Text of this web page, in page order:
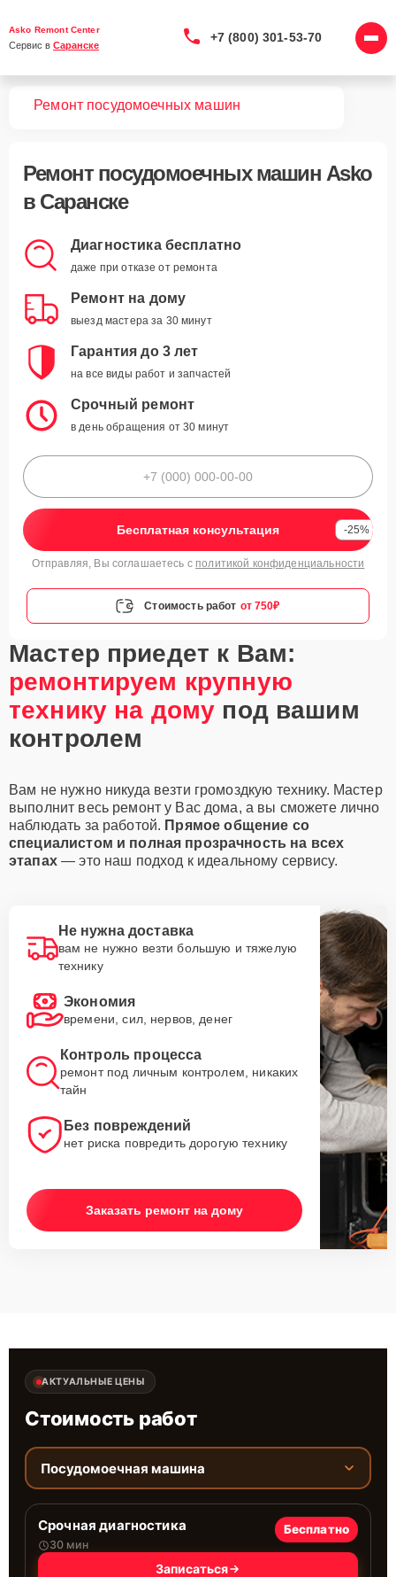
Asko Remont Center
Сервис в Саранске
+7 (800) 301-53-70
Ремонт посудомоечных машин
Ремонт посудомоечных машин Asko
в Саранске
Диагностика бесплатно
даже при отказе от ремонта
Ремонт на дому
выезд мастера за 30 минут
Гарантия до 3 лет
на все виды работ и запчастей
Срочный ремонт
в день обращения от 30 минут
Бесплатная консультация -25%
Отправляя, Вы соглашаетесь с политикой конфиденциальности
Стоимость работ от 750₽
Мастер приедет к Вам:
ремонтируем крупную
технику на дому под вашим
контролем
Вам не нужно никуда везти громоздкую технику. Мастер
выполнит весь ремонт у Вас дома, а вы сможете лично
наблюдать за работой. Прямое общение со
специалистом и полная прозрачность на всех
этапах— это наш подход к идеальному сервису.
Не нужна доставка
вам не нужно везти большую и тяжелую
технику
Экономия
времени, сил, нервов, денег
Контроль процесса
ремонт под личным контролем, никаких
тайн
Без повреждений
нет риска повредить дорогую технику
Заказать ремонт на дому
АКТУАЛЬНЫЕ ЦЕНЫ
Стоимость работ
Посудомоечная машина
Срочная диагностика
30 мин
Бесплатно
Записаться